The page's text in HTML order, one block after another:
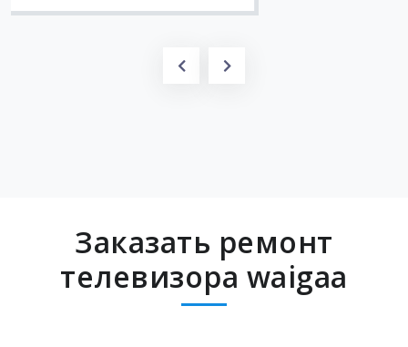
Заказать ремонт
телевизора waigaa